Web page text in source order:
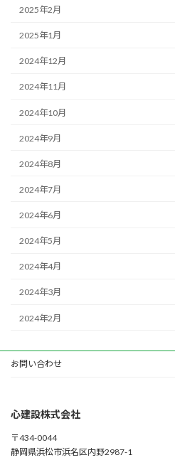
2025年2月
2025年1月
2024年12月
2024年11月
2024年10月
2024年9月
2024年8月
2024年7月
2024年6月
2024年5月
2024年4月
2024年3月
2024年2月
お問い合わせ
心建設株式会社
〒434-0044
静岡県浜松市浜名区内野2987-1